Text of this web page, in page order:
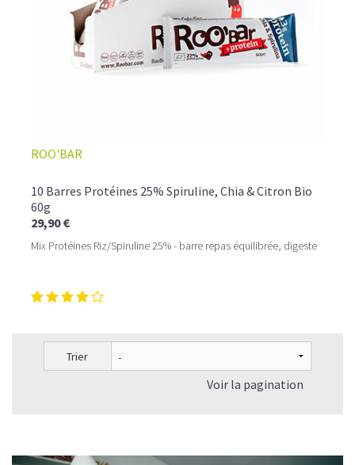
ROO'BAR
10 Barres Protéines 25% Spiruline, Chia & Citron Bio
60g
29,90 €
Mix Protéines Riz/Spiruline 25% - barre repas équilibrée, digeste
Trier
Voir la pagination